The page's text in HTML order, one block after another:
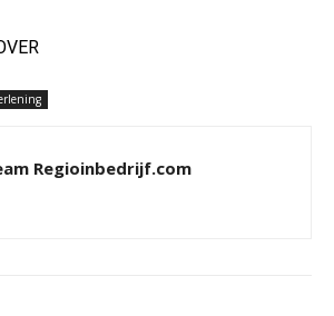
Regioinbedrijf.com